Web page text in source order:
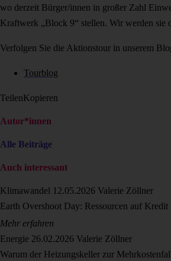
wo derzeit Bürger/innen in großer Zahl
Kraftwerk „Block 9“ stellen. Wir werden sie
Verfolgen Sie die Aktionstour in unserem
Tourblog
TeilenKopieren
Autor*innen
Alle Beiträge
Auch interessant
Klimawandel 12.05.2026 Valerie Zöllner
Earth Overshoot Day: Ressourcen auf Kredit
Mehr erfahren
Energie 26.02.2026 Valerie Zöllner
Warum der Heizungskeller zur